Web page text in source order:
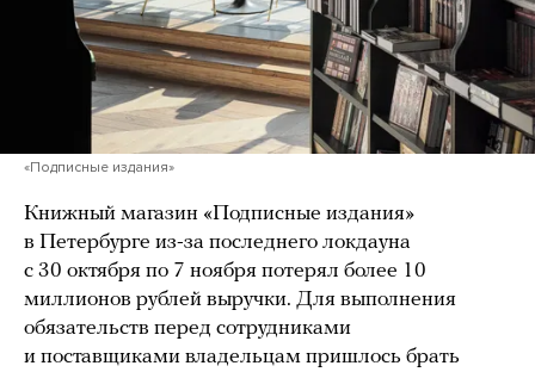
«Подписные издания»
Книжный магазин «Подписные издания»
в Петербурге из-за последнего локдауна
с 30 октября по 7 ноября потерял более 10
миллионов рублей выручки. Для выполнения
обязательств перед сотрудниками
и поставщиками владельцам пришлось брать